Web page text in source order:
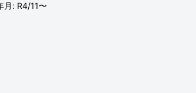
月: R4/11〜